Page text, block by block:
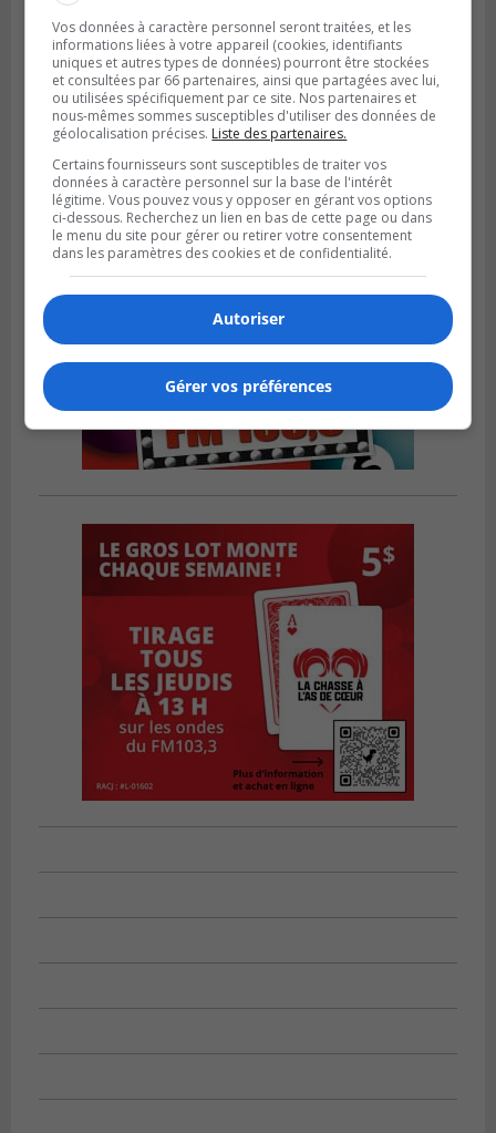
Publié le 6 juillet 2026 à 09h33
Longueuil conclue un contrat pour
valoriser des cendres d’incinération
Vos données à caractère personnel seront traitées, et les
informations liées à votre appareil (cookies, identifiants
uniques et autres types de données) pourront être stockées
et consultées par 66 partenaires, ainsi que partagées avec lui,
ou utilisées spécifiquement par ce site. Nos partenaires et
nous-mêmes sommes susceptibles d'utiliser des données de
géolocalisation précises. Liste des partenaires.
Certains fournisseurs sont susceptibles de traiter vos
données à caractère personnel sur la base de l'intérêt
légitime. Vous pouvez vous y opposer en gérant vos options
ci-dessous. Recherchez un lien en bas de cette page ou dans
le menu du site pour gérer ou retirer votre consentement
dans les paramètres des cookies et de confidentialité.
Autoriser
Gérer vos préférences